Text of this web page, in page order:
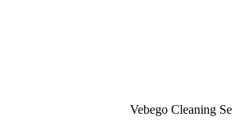
Vebego Cleaning